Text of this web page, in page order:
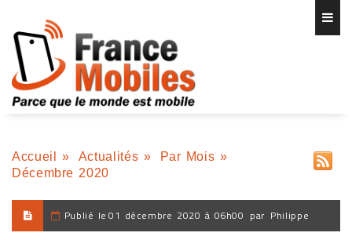
Accueil » Actualités » Par Mois »
Décembre 2020
Publié le 01 décembre 2020 à 06h00 par Philippe